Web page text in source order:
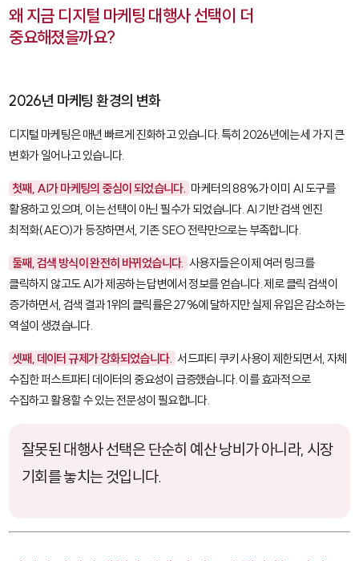
왜 지금 디지털 마케팅 대행사 선택이 더
중요해졌을까요?
2026년 마케팅 환경의 변화
디지털 마케팅은 매년 빠르게 진화하고 있습니다. 특히 2026년에는 세 가지 큰
변화가 일어나고 있습니다.
첫째, AI가 마케팅의 중심이 되었습니다. 마케터의 88%가 이미 AI 도구를
활용하고 있으며, 이는 선택이 아닌 필수가 되었습니다. AI 기반 검색 엔진
최적화(AEO)가 등장하면서, 기존 SEO 전략만으로는 부족합니다.
둘째, 검색 방식이 완전히 바뀌었습니다. 사용자들은 이제 여러 링크를
클릭하지 않고도 AI가 제공하는 답변에서 정보를 얻습니다. 제로 클릭 검색이
증가하면서, 검색 결과 1위의 클릭률은 27%에 달하지만 실제 유입은 감소하는
역설이 생겼습니다.
셋째, 데이터 규제가 강화되었습니다. 서드파티 쿠키 사용이 제한되면서, 자체
수집한 퍼스트파티 데이터의 중요성이 급증했습니다. 이를 효과적으로
수집하고 활용할 수 있는 전문성이 필요합니다.
잘못된 대행사 선택은 단순히 예산 낭비가 아니라, 시장
기회를 놓치는 것입니다.